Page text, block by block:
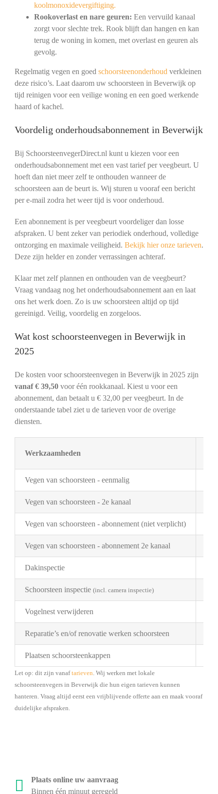
koolmonoxidevergiftiging.
Rookoverlast en nare geuren: Een vervuild kanaal
zorgt voor slechte trek. Rook blijft dan hangen en kan
terug de woning in komen, met overlast en geuren als
gevolg.
Regelmatig vegen en goed schoorsteenonderhoud verkleinen
deze risico’s. Laat daarom uw schoorsteen in Beverwijk op
tijd reinigen voor een veilige woning en een goed werkende
haard of kachel.
Voordelig onderhoudsabonnement in Beverwijk
Bij SchoorsteenvegerDirect.nl kunt u kiezen voor een
onderhoudsabonnement met een vast tarief per veegbeurt. U
hoeft dan niet meer zelf te onthouden wanneer de
schoorsteen aan de beurt is. Wij sturen u vooraf een bericht
per e-mail zodra het weer tijd is voor onderhoud.
Een abonnement is per veegbeurt voordeliger dan losse
afspraken. U bent zeker van periodiek onderhoud, volledige
ontzorging en maximale veiligheid. Bekijk hier onze tarieven.
Deze zijn helder en zonder verrassingen achteraf.
Klaar met zelf plannen en onthouden van de veegbeurt?
Vraag vandaag nog het onderhoudsabonnement aan en laat
ons het werk doen. Zo is uw schoorsteen altijd op tijd
gereinigd. Veilig, voordelig en zorgeloos.
Wat kost schoorsteenvegen in Beverwijk in
2025
De kosten voor schoorsteenvegen in Beverwijk in 2025 zijn
vanaf € 39,50voor één rookkanaal. Kiest u voor een
abonnement, dan betaalt u € 32,00 per veegbeurt. In de
onderstaande tabel ziet u de tarieven voor de overige
diensten.
Werkzaamheden
Vegen van schoorsteen - eenmalig
Vegen van schoorsteen - 2e kanaal
Vegen van schoorsteen - abonnement (niet verplicht)
Vegen van schoorsteen - abonnement 2e kanaal
Dakinspectie
Schoorsteen inspectie (incl. camera inspectie)
Vogelnest verwijderen
Reparatie’s en/of renovatie werken schoorsteen
Plaatsen schoorsteenkappen
Let op: dit zijn vanaftarieven . Wij werken met lokale
schoorsteenvegers in Beverwijk die hun eigen tarieven kunnen
hanteren. Vraag altijd eerst een vrijblijvende offerte aan en maak vooraf
duidelijke afspraken.
Plaats online uw aanvraag
Binnen één minuut geregeld